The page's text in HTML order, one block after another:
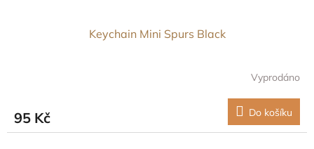
Keychain Mini Spurs Black
Vyprodáno
95 Kč Do košíku